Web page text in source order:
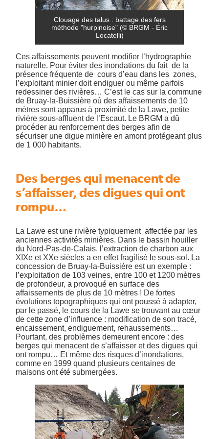
Clouage des talus : battage des fers
méthode "hurpinoise" (© BRGM - Éric
Locatelli)
Ces affaissements peuvent modifier l’hydrographie
naturelle. Pour éviter des inondations du fait de la
présence fréquente de cours d’eau dans les zones,
l’exploitant minier doit endiguer ou même parfois
redessiner des rivières… C’est le cas sur la commune
de Bruay-la-Buissière où des affaissements de 10
mètres sont apparus à proximité de la Lawe, petite
rivière sous-affluent de l’Escaut. Le BRGM a dû
procéder au renforcement des berges afin de
sécuriser une digue minière en amont protégeant plus
de 1 000 habitants.
Des berges qui menacent de
s’affaisser, des digues qui ont
rompu…
La Lawe est une rivière typiquement affectée par les
anciennes activités minières. Dans le bassin houiller
du Nord-Pas-de-Calais, l’extraction de charbon aux
XIXe et XXe siècles a en effet fragilisé le sous-sol. La
concession de Bruay-la-Buissière est un exemple :
l’exploitation de 103 veines, entre 100 et 1200 mètres
de profondeur, a provoqué en surface des
affaissements de plus de 10 mètres ! De fortes
évolutions topographiques qui ont poussé à adapter,
par le passé, le cours de la Lawe se trouvant au cœur
de cette zone d’influence : modification de son tracé,
encaissement, endiguement, rehaussements…
Pourtant, des problèmes demeurent encore : des
berges qui menacent de s’affaisser et des digues qui
ont rompu… Et même des risques d’inondations,
comme en 1999 quand plusieurs centaines de
maisons ont été submergées.